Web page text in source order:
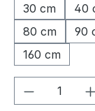
30 cm
40
80 cm
90
160 cm
Produkt